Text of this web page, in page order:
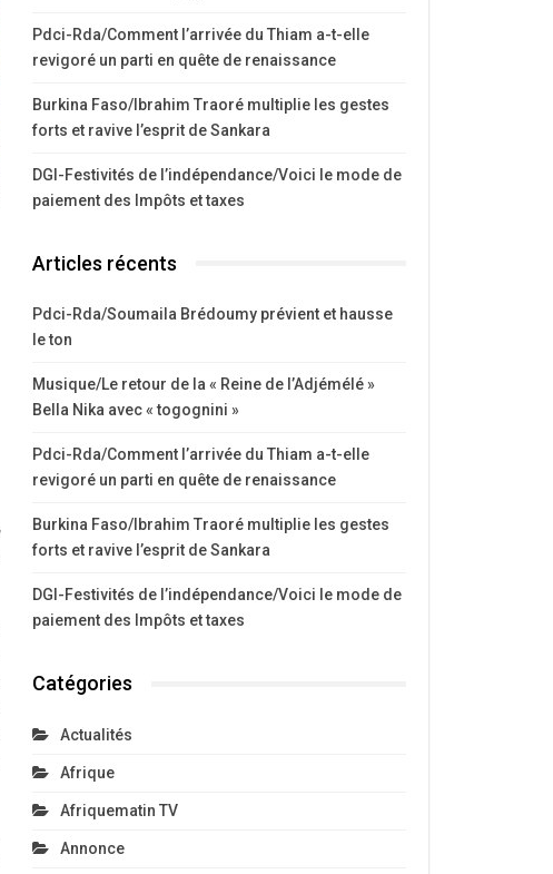
Pdci-Rda/Comment l’arrivée du Thiam a-t-elle
revigoré un parti en quête de renaissance
Burkina Faso/Ibrahim Traoré multiplie les gestes
forts et ravive l’esprit de Sankara
DGI-Festivités de l’indépendance/Voici le mode de
paiement des Impôts et taxes
Articles récents
Pdci-Rda/Soumaila Brédoumy prévient et hausse
le ton
Musique/Le retour de la « Reine de l’Adjémélé »
Bella Nika avec « togognini »
Pdci-Rda/Comment l’arrivée du Thiam a-t-elle
revigoré un parti en quête de renaissance
Burkina Faso/Ibrahim Traoré multiplie les gestes
forts et ravive l’esprit de Sankara
DGI-Festivités de l’indépendance/Voici le mode de
paiement des Impôts et taxes
Catégories
Actualités
Afrique
Afriquematin TV
Annonce